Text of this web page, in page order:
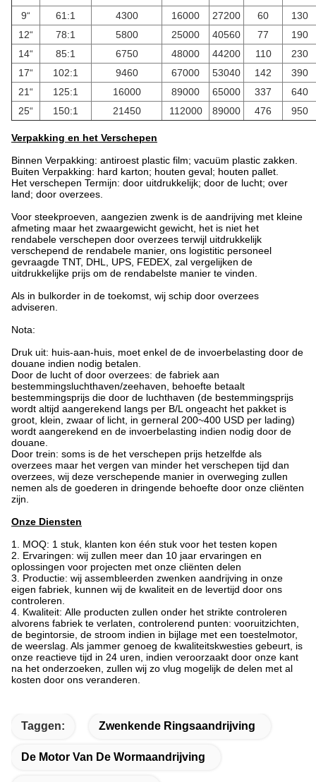
9“
61:1 4300 16000 27200 60
130
12“
78:1 5800 25000 40560 77
190
14“
85:1 6750 48000 44200 110
230
17“
102:1 9460 67000 53040 142
390
21“
125:1 16000 89000 65000 337
640
25“
150:1 21450 112000 89000 476 950
Verpakking en het Verschepen
Binnen Verpakking: antiroest plastic film; vacuüm plastic zakken.
Buiten Verpakking: hard karton; houten geval; houten pallet.
Het verschepen Termijn: door uitdrukkelijk; door de lucht; over
land; door overzees.
Voor steekproeven, aangezien zwenk is de aandrijving met kleine
afmeting maar het zwaargewicht gewicht, het is niet het
rendabele verschepen door overzees terwijl uitdrukkelijk
verschepend de rendabele manier, ons logistitic personeel
gevraagde TNT, DHL, UPS, FEDEX, zal vergelijken de
uitdrukkelijke prijs om de rendabelste manier te vinden.
Als in bulkorder in de toekomst, wij schip door overzees
adviseren.
Nota:
Druk uit: huis-aan-huis, moet enkel de de invoerbelasting door de
douane indien nodig betalen.
Door de lucht of door overzees: de fabriek aan
bestemmingsluchthaven/zeehaven, behoefte betaalt
bestemmingsprijs die door de luchthaven (de bestemmingsprijs
wordt altijd aangerekend langs per B/L ongeacht het pakket is
groot, klein, zwaar of licht, in gerneral 200~400 USD per lading)
wordt aangerekend en de invoerbelasting indien nodig door de
douane.
Door trein: soms is de het verschepen prijs hetzelfde als
overzees maar het vergen van minder het verschepen tijd dan
overzees, wij deze verschepende manier in overweging zullen
nemen als de goederen in dringende behoefte door onze cliënten
zijn.
Onze Diensten
1. MOQ: 1 stuk, klanten kon één stuk voor het testen kopen
2. Ervaringen: wij zullen meer dan 10 jaar ervaringen en
oplossingen voor projecten met onze cliënten delen
3. Productie: wij assembleerden zwenken aandrijving in onze
eigen fabriek, kunnen wij de kwaliteit en de levertijd door ons
controleren.
4. Kwaliteit: Alle producten zullen onder het strikte controleren
alvorens fabriek te verlaten, controlerend punten: vooruitzichten,
de begintorsie, de stroom indien in bijlage met een toestelmotor,
de weerslag. Als jammer genoeg de kwaliteitskwesties gebeurt, is
onze reactieve tijd in 24 uren, indien veroorzaakt door onze kant
na het onderzoeken, zullen wij zo vlug mogelijk de delen met al
kosten door ons veranderen.
Taggen: Zwenkende Ringsaandrijving
De Motor Van De Wormaandrijving